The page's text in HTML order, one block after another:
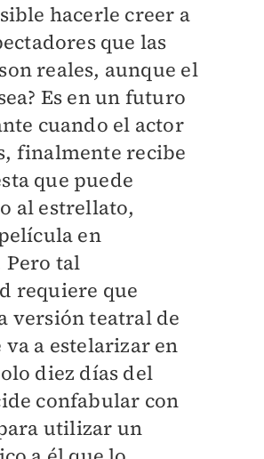
hacerle creer a
que las
reales, aunque el
Es en un futuro
cuando el actor
finalmente recibe
que puede
al estrellato,
en
tal
requiere que
versión teatral de
va a estelarizar en
diez días del
confabular con
utilizar un